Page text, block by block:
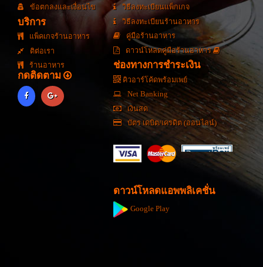
ข้อตกลงและเงื่อนไข
บริการ
แพ็คเกจร้านอาหาร
ติต่อเรา
ร้านอาหาร
กดติดตาม
วิธีลงทะเบียนแพ็กเกจ
วิธีลงทะเบียนร้านอาหาร
คู่มือร้านอาหาร
ดาวน์โหลดคู่มือร้านอาหาร
ช่องทางการชำระเงิน
คิวอาร์โค้ดพร้อมเพย์
Net Banking
เงินสด
บัตร เดบิต/เครดิต (ออนไลน์)
ดาวน์โหลดแอพพลิเคชั่น
Google Play